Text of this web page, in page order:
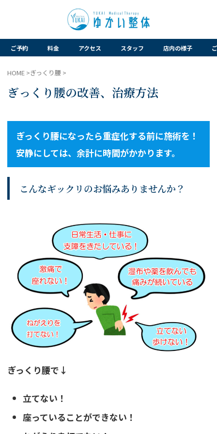
ご予約 料金 アクセス スタッフ 店内の様子
HOME >ぎっくり腰 >
ぎっくり腰の改善、治療方法
ぎっくり腰になったら重症化する前に施術を！
安静にしては、余計に時間がかかります。
こんなギックリのお悩みありませんか？
ぎっくり腰で↓
立てない！
座っていることができない！